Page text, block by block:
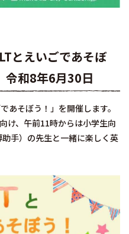
えいごであそぼ
和8年6月30日
あそぼう！」を開催します。
け、午前11時からは小学生向
手）の先生と一緒に楽しく英